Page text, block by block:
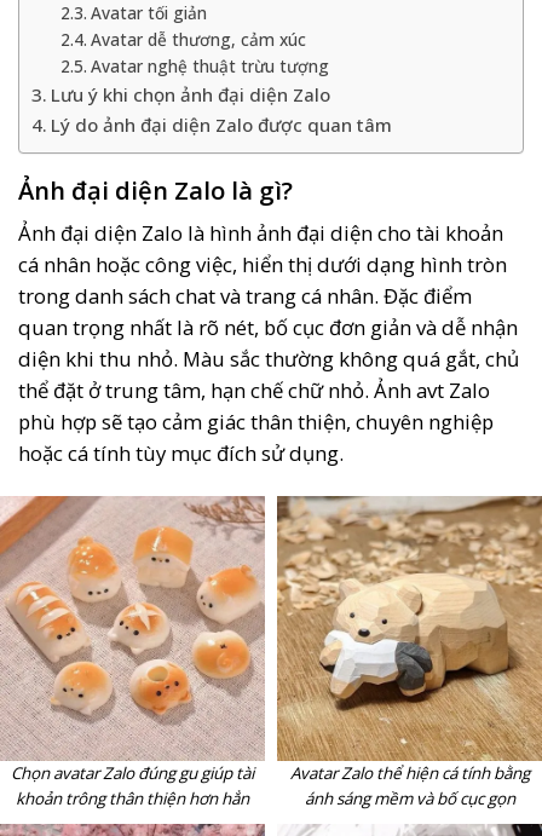
Avatar tối giản
Avatar dễ thương, cảm xúc
Avatar nghệ thuật trừu tượng
Lưu ý khi chọn ảnh đại diện Zalo
Lý do ảnh đại diện Zalo được quan tâm
Ảnh đại diện Zalo là gì?
Ảnh đại diện Zalo là hình ảnh đại diện cho tài khoản
cá nhân hoặc công việc, hiển thị dưới dạng hình tròn
trong danh sách chat và trang cá nhân. Đặc điểm
quan trọng nhất là rõ nét, bố cục đơn giản và dễ nhận
diện khi thu nhỏ. Màu sắc thường không quá gắt, chủ
thể đặt ở trung tâm, hạn chế chữ nhỏ. Ảnh avt Zalo
phù hợp sẽ tạo cảm giác thân thiện, chuyên nghiệp
hoặc cá tính tùy mục đích sử dụng.
Chọn avatar Zalo đúng gu giúp tài
khoản trông thân thiện hơn hẳn
Avatar Zalo thể hiện cá tính bằng
ánh sáng mềm và bố cục gọn